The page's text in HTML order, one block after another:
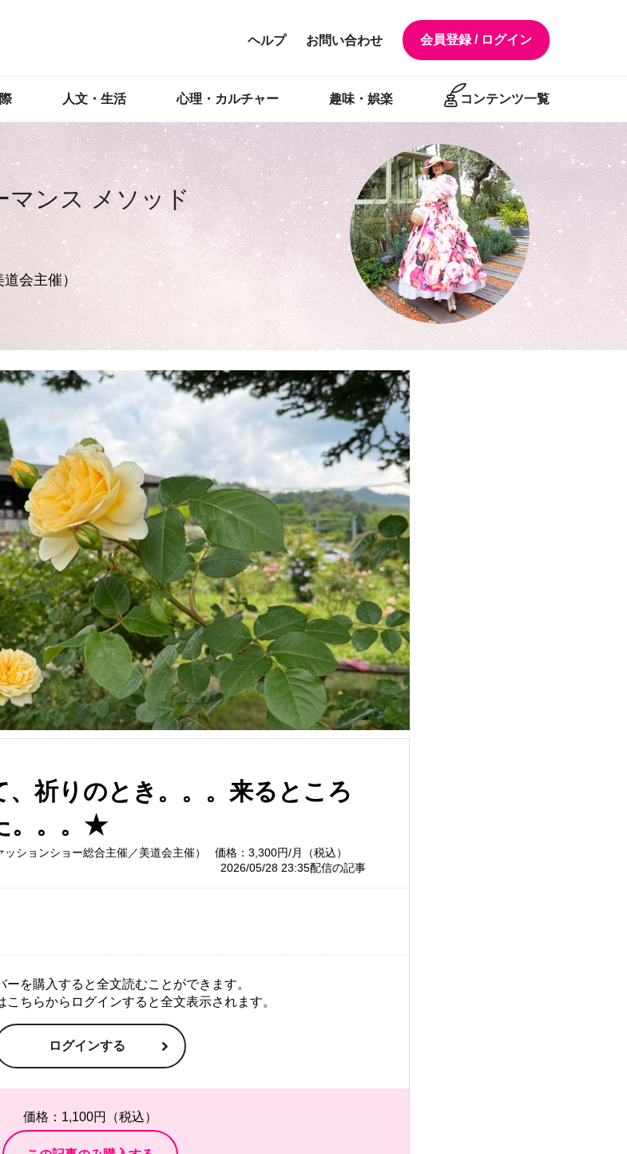
会員登録 / ログイン
お問い合わせ
ヘルプ
人文・生活 心理・カルチャー 趣味・娯楽 コンテンツ一覧
マンス メソッド
会主催）
祈りのとき。。。来るところ
。。。★
ションショー総合主催／美道会主催）
価格：3,300円/月（税込）
2026/05/28 23:35配信の記事
ーを購入すると全文読むことができます。
こちらからログインすると全文表示されます。
ログインする
価格：1,100円（税込）